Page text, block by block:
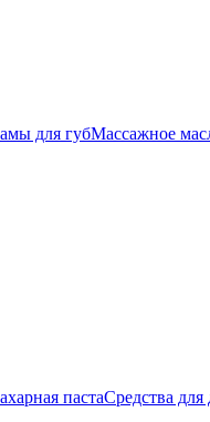
для губМассажное
пастаСредства